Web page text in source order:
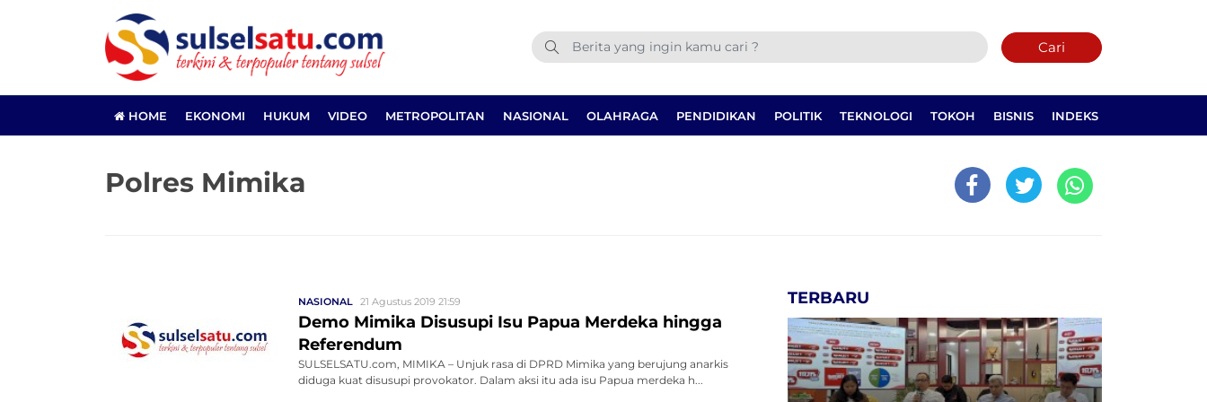
Cari
HOME EKONOMI HUKUM VIDEO METROPOLITAN NASIONAL OLAHRAGA PENDIDIKAN POLITIK TEKNOLOGI TOKOH BISNIS INDEKS
Polres Mimika
NASIONAL 21 Agustus 2019 21:59
Demo Mimika Disusupi Isu Papua Merdeka hingga
Referendum
SULSELSATU.com, MIMIKA – Unjuk rasa di DPRD Mimika yang berujung anarkis
diduga kuat disusupi provokator. Dalam aksi itu ada isu Papua merdeka h...
TERBARU